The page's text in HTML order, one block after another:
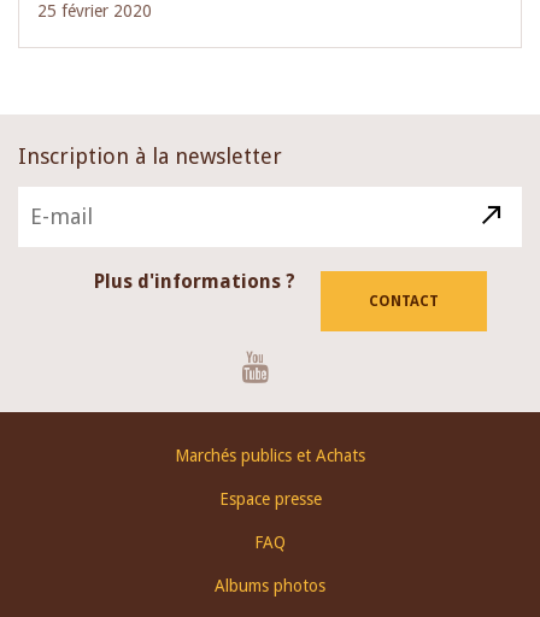
25 février 2020
Inscription à la newsletter
Plus d'informations ?
CONTACT
Marchés publics et Achats
Espace presse
FAQ
Albums photos